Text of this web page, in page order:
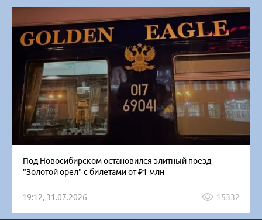
Под Новосибирском остановился элитный поезд
"Золотой орел" с билетами от ₽1 млн
19:12, 31.07.2026 15332